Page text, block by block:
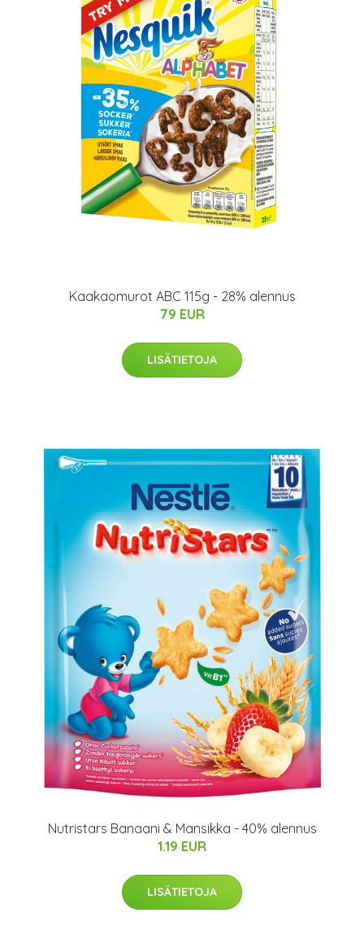
Kaakaomurot ABC 115g - 28% alennus
79 EUR
LISÄTIETOJA
Nutristars Banaani & Mansikka - 40% alennus
1.19 EUR
LISÄTIETOJA